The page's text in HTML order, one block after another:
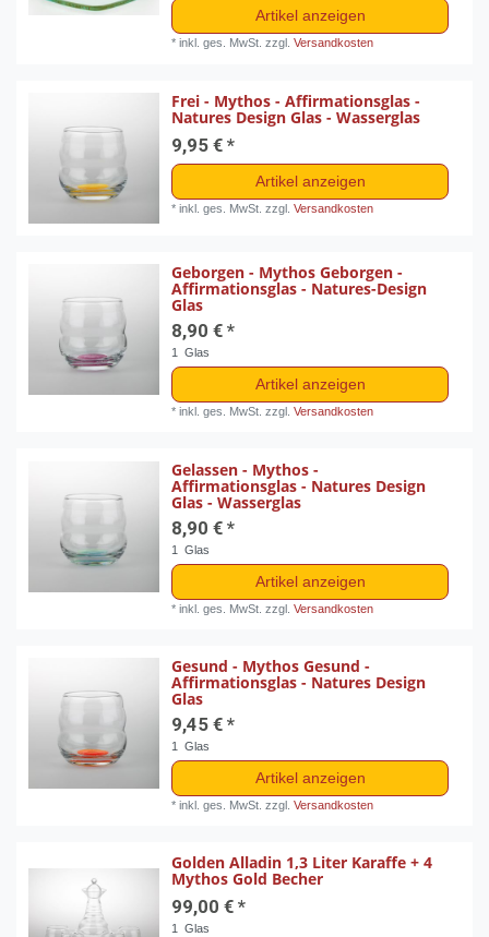
Artikel anzeigen
*inkl. ges. MwSt. zzgl.Versandkosten
Frei - Mythos - Affirmationsglas -
Natures Design Glas - Wasserglas
9,95 € *
Artikel anzeigen
*inkl. ges. MwSt. zzgl.Versandkosten
Geborgen - Mythos Geborgen -
Affirmationsglas - Natures-Design
Glas
8,90 € *
1 Glas
Artikel anzeigen
*inkl. ges. MwSt. zzgl.Versandkosten
Gelassen - Mythos -
Affirmationsglas - Natures Design
Glas - Wasserglas
8,90 € *
1 Glas
Artikel anzeigen
*inkl. ges. MwSt. zzgl.Versandkosten
Gesund - Mythos Gesund -
Affirmationsglas - Natures Design
Glas
9,45 € *
1 Glas
Artikel anzeigen
*inkl. ges. MwSt. zzgl.Versandkosten
Golden Alladin 1,3 Liter Karaffe + 4
Mythos Gold Becher
99,00 € *
1 Glas